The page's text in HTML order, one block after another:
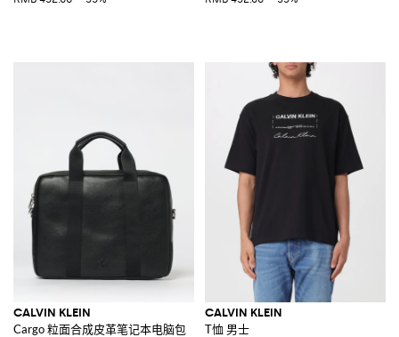
CALVIN KLEIN
Cargo 粒面合成皮革笔记本电脑包
CALVIN KLEIN
T恤 男士